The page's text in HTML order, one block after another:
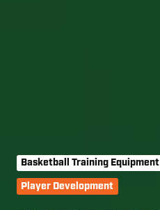
Basketball Training Equipment
Player Development